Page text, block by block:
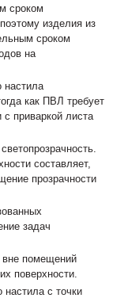
сроком
изделия из
сроком
на
настила
как ПВЛ требует
с приваркой листа
составляет,
прозрачности
задач
вне помещений
поверхности.
настила с точки